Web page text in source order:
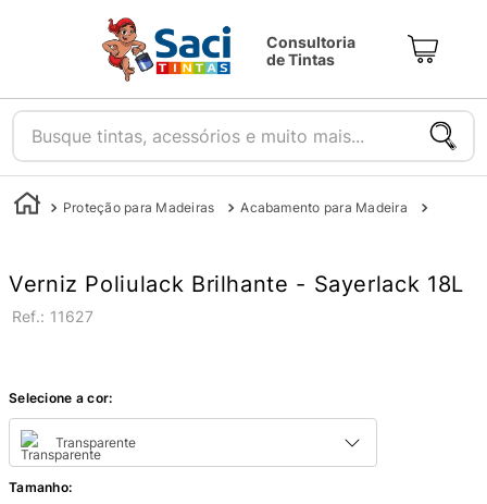
Consultoria
de Tintas
Busque tintas, acessórios e muito mais...
Proteção para Madeiras Acabamento para Madeira
Verniz Poliulack Brilhante - Sayerlack 18L
: 11627
Selecione a cor:
Transparente
Tamanho: